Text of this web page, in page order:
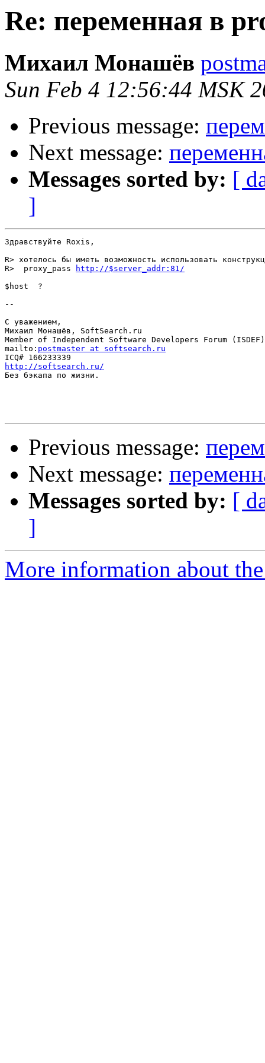
Re: переменная в
Михаил Монашёв
Sun Feb 4 12:56:44 MSK
Previous message:
Next message:
Messages sorted by: [
]
Здравствуйте Roxis,
R> хотелось бы иметь возможность использовать
R>  proxy_pass
http://$server_addr:81/
$host  ?
--
С уважением,
Михаил Монашёв, SoftSearch.ru
Member of Independent Software Developers Forum (ISDEF)
mailto: postmaster at softsearch.ru
http://softsearch.ru/
Без бэкапа по жизни.
Previous message:
Next message:
Messages sorted by: [
]
More information about